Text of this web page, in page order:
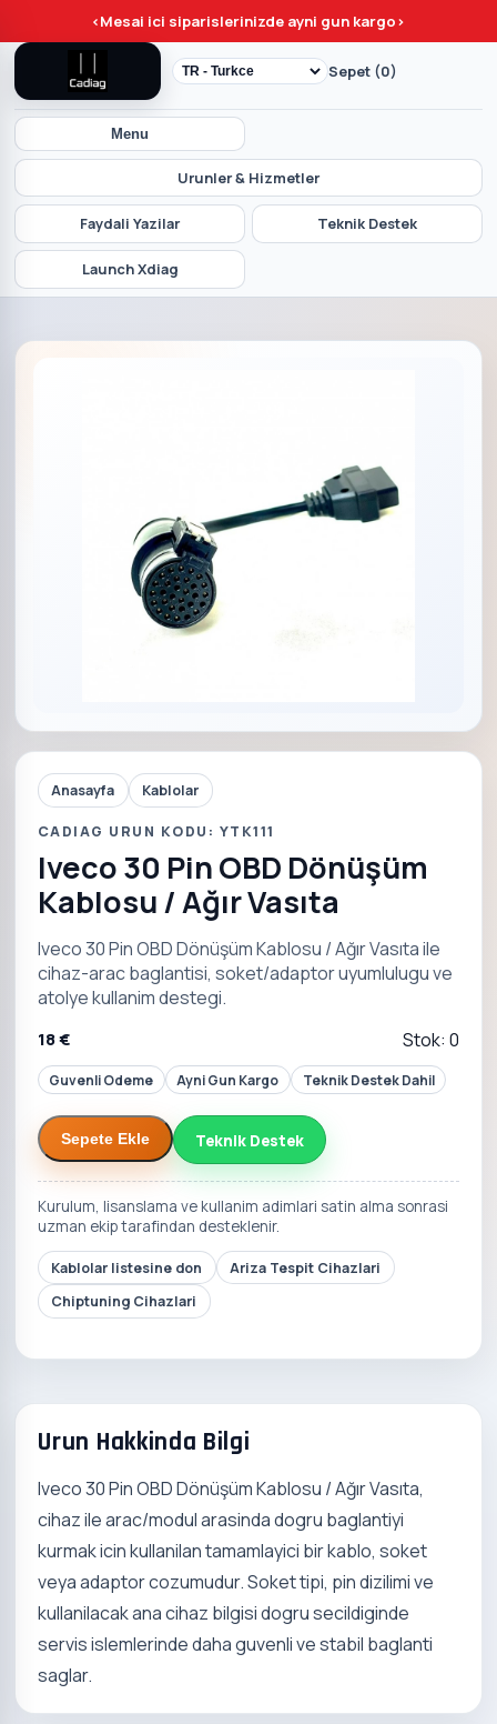
<Mesai ici siparislerinizde ayni gun kargo>
Menu
Urunler & Hizmetler
Faydali Yazilar Teknik Destek
Launch Xdiag
Sepet (0)
Anasayfa Kablolar
CADIAG URUN KODU: YTK111
Iveco 30 Pin OBD Dönüşüm
Kablosu / Ağır Vasıta
Iveco 30 Pin OBD Dönüşüm Kablosu / Ağır Vasıta ile
cihaz-arac baglantisi, soket/adaptor uyumlulugu ve
atolye kullanim destegi.
18 € Stok: 0
Guvenli Odeme Ayni Gun Kargo Teknik Destek Dahil
Sepete Ekle Teknik Destek
Kurulum, lisanslama ve kullanim adimlari satin alma sonrasi
uzman ekip tarafindan desteklenir.
Kablolar listesine don
Ariza Tespit Cihazlari
Chiptuning Cihazlari
Urun Hakkinda Bilgi
Iveco 30 Pin OBD Dönüşüm Kablosu / Ağır Vasıta,
cihaz ile arac/modul arasinda dogru baglantiyi
kurmak icin kullanilan tamamlayici bir kablo, soket
veya adaptor cozumudur. Soket tipi, pin dizilimi ve
kullanilacak ana cihaz bilgisi dogru secildiginde
servis islemlerinde daha guvenli ve stabil baglanti
saglar.